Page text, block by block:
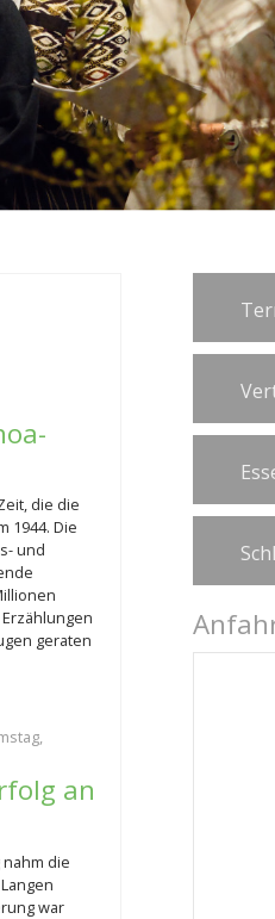
die die
1944. Die
und
geraten
an
die
war